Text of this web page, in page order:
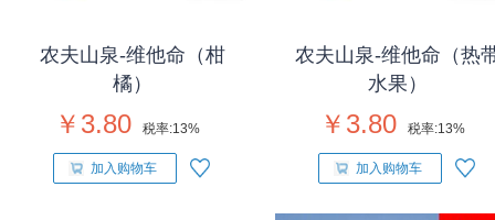
农夫山泉-维他命（柑
橘）
￥3.80 税率:13%
加入购物车
农夫山泉-维他命（热
水果）
￥3.80 税率:13%
加入购物车